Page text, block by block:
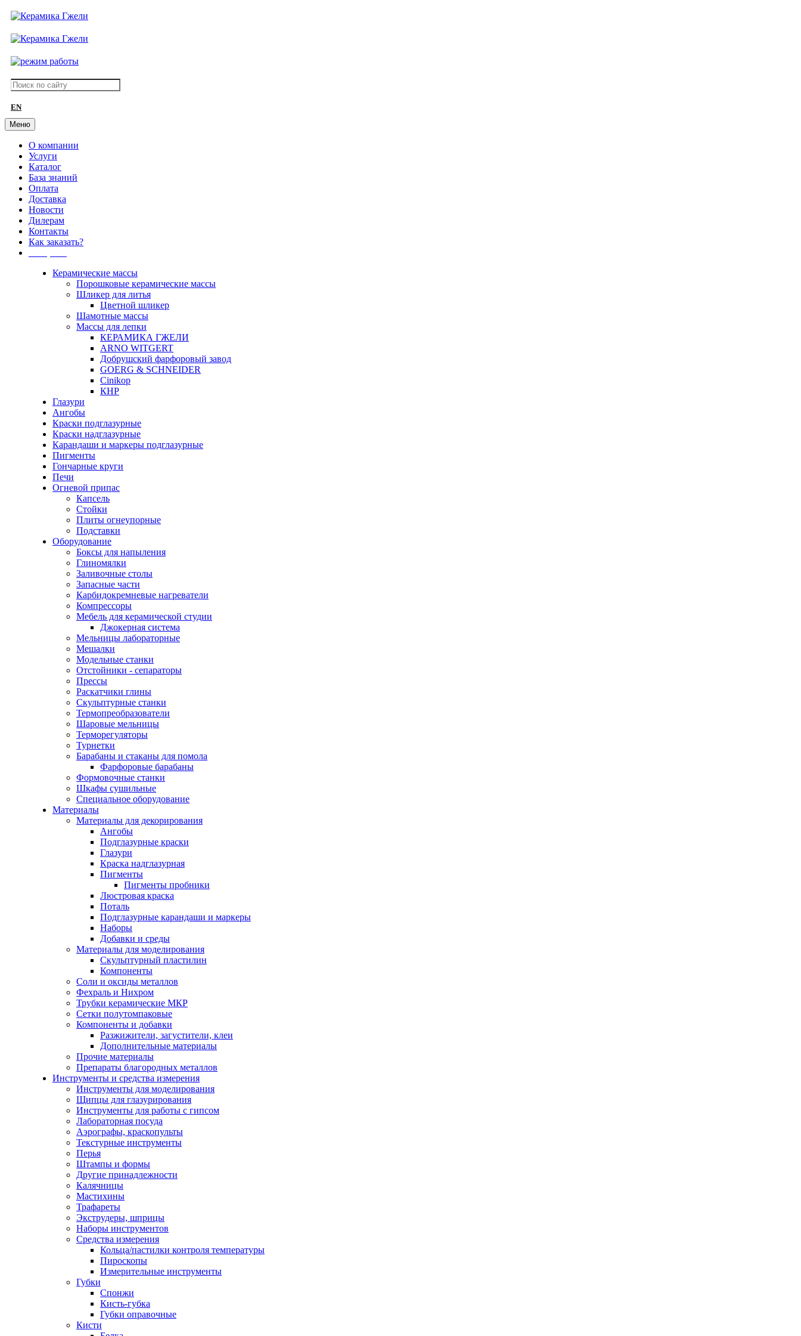
EN
Меню
О компании
Услуги
Каталог
База знаний
Оплата
Доставка
Новости
Дилерам
Контакты
Как заказать?
Керамические массы
Порошковые керамические массы
Шликер для литья
Цветной шликер
Шамотные массы
Массы для лепки
КЕРАМИКА ГЖЕЛИ
ARNO WITGERT
Добрушский фарфоровый завод
GOERG & SCHNEIDER
Cinikop
КНР
Глазури
Ангобы
Краски подглазурные
Краски надглазурные
Карандаши и маркеры подглазурные
Пигменты
Гончарные круги
Печи
Огневой припас
Капсель
Стойки
Плиты огнеупорные
Подставки
Оборудование
Боксы для напыления
Глиномялки
Заливочные столы
Запасные части
Карбидокремневые нагреватели
Компрессоры
Мебель для керамической студии
Джокерная система
Мельницы лабораторные
Мешалки
Модельные станки
Отстойники - сепараторы
Прессы
Раскатчики глины
Скульптурные станки
Термопреобразователи
Шаровые мельницы
Терморегуляторы
Турнетки
Барабаны и стаканы для помола
Фарфоровые барабаны
Формовочные станки
Шкафы сушильные
Специальное оборудование
Материалы
Материалы для декорирования
Ангобы
Подглазурные краски
Глазури
Краска надглазурная
Пигменты
Пигменты пробники
Люстровая краска
Поталь
Подглазурные карандаши и маркеры
Наборы
Добавки и среды
Материалы для моделирования
Скульптурный пластилин
Компоненты
Соли и оксиды металлов
Фехраль и Нихром
Трубки керамические МКР
Сетки полутомпаковые
Компоненты и добавки
Разжижители, загустители, клеи
Дополнительные материалы
Прочие материалы
Препараты благородных металлов
Инструменты и средства измерения
Инструменты для моделирования
Щипцы для глазурирования
Инструменты для работы с гипсом
Лабораторная посуда
Аэрографы, краскопульты
Текстурные инструменты
Перья
Штампы и формы
Другие принадлежности
Калячницы
Мастихины
Трафареты
Экструдеры, шприцы
Наборы инструментов
Средства измерения
Кольца/пастилки контроля температуры
Пироскопы
Измерительные инструменты
Губки
Спонжи
Кисть-губка
Губки оправочные
Кисти